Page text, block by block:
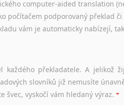
všem, kteří uvažují o studiu v
a samozřejmě i osobní
informace nekomerčního
případně osobní zkušenosti
computer-aided translation
počítačem podporovaný překlad
vám je automaticky nabízejí,
každého překladatele. A jelikož
slovníků již nemusíte
švec, vyskočí vám hledaný výraz.